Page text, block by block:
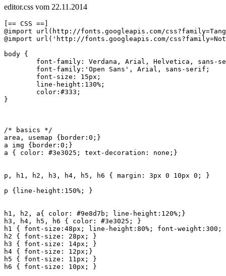
editor.css vom 22.11.2014
[== CSS ==]
@import url(http://fonts.googleapis.com/
@import url('http://fonts.googleapis.com/
body {
}
/* basics */
area, usemap {border:0;}
a img {border:0;}
a { color: #3e3025; text-decoration: none;}
p, h1, h2, h3, h4, h5, h6 { margin: 3px 0 10px 0; }
p {line-height:150%; }
h1, h2, a{ color: #9e8d7b; line-height:120%;}
h3, h4, h5, h6 { color: #3e3025; }
h1 { font-size:48px; line-height:80%; font-
h2 { font-size: 28px; }
h3 { font-size: 14px; }
h4 { font-size: 12px;}
h5 { font-size: 11px; }
h6 { font-size: 10px; }